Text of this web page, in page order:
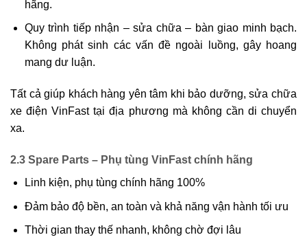
hãng.
Quy trình tiếp nhận – sửa chữa – bàn giao minh bạch.
Không phát sinh các vấn đề ngoài luồng, gây hoang
mang dư luận.
Tất cả giúp khách hàng yên tâm khi bảo dưỡng, sửa chữa
xe điện VinFast tại địa phương mà không cần di chuyển
xa.
2.3 Spare Parts – Phụ tùng VinFast chính hãng
Linh kiện, phụ tùng chính hãng 100%
Đảm bảo độ bền, an toàn và khả năng vận hành tối ưu
Thời gian thay thế nhanh, không chờ đợi lâu